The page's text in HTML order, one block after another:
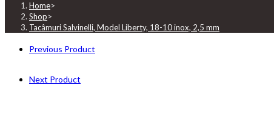
Home>
Shop>
Tacâmuri Salvinelli, Model Liberty, 18-10 inox, 2,5 mm
Previous Product
Next Product